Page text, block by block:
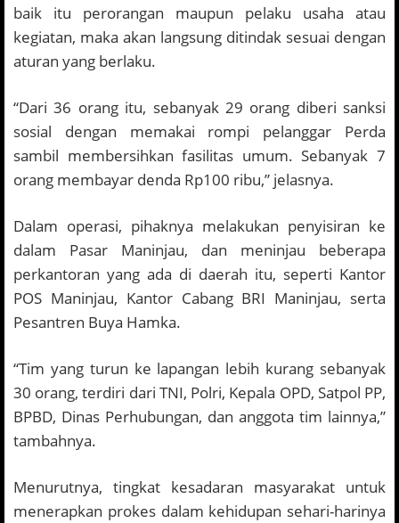
baik itu perorangan maupun pelaku usaha atau
kegiatan, maka akan langsung ditindak sesuai dengan
aturan yang berlaku.
“Dari 36 orang itu, sebanyak 29 orang diberi sanksi
sosial dengan memakai rompi pelanggar Perda
sambil membersihkan fasilitas umum. Sebanyak 7
orang membayar denda Rp100 ribu,” jelasnya.
Dalam operasi, pihaknya melakukan penyisiran ke
dalam Pasar Maninjau, dan meninjau beberapa
perkantoran yang ada di daerah itu, seperti Kantor
POS Maninjau, Kantor Cabang BRI Maninjau, serta
Pesantren Buya Hamka.
“Tim yang turun ke lapangan lebih kurang sebanyak
30 orang, terdiri dari TNI, Polri, Kepala OPD, Satpol PP,
BPBD, Dinas Perhubungan, dan anggota tim lainnya,”
tambahnya.
Menurutnya, tingkat kesadaran masyarakat untuk
menerapkan prokes dalam kehidupan sehari-harinya